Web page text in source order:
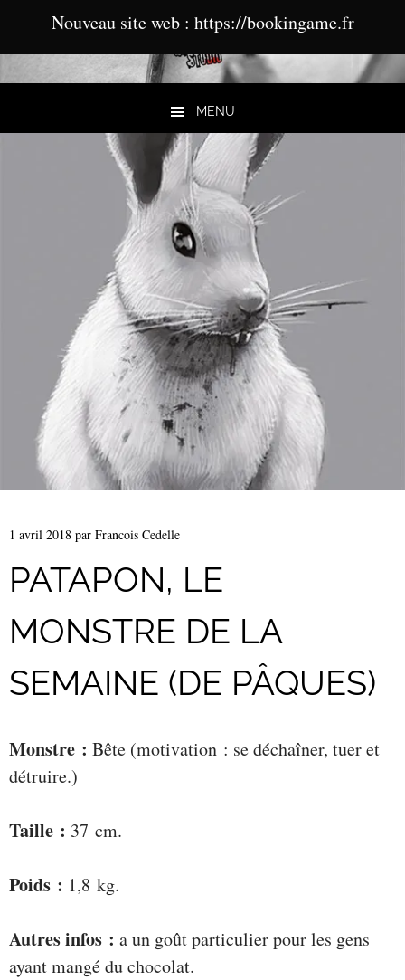
MENU
Aller au contenu
1 avril 2018 par Francois Cedelle
PATAPON, LE
MONSTRE DE LA
SEMAINE (DE PÂQUES)
Monstre : Bête (motivation : se déchaîner, tuer et
détruire.)
Taille : 37 cm.
Poids : 1,8 kg.
Autres infos : a un goût particulier pour les gens
ayant mangé du chocolat.
Nouveau site web : https://bookingame.fr